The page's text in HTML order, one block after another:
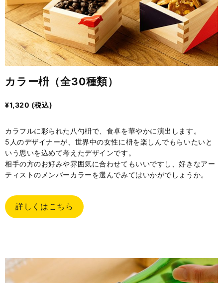
カラー枡（全30種類）
¥1,320 (税込)
カラフルに彩られた八勺枡で、食卓を華やかに演出します。
5人のデザイナーが、世界中の女性に枡を楽しんでもらいたいと
いう思いを込めて考えたデザインです。
相手の方のお好みや雰囲気に合わせてもいいですし、好きなアー
ティストのメンバーカラーを選んでみてはいかがでしょうか。
詳しくはこちら